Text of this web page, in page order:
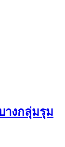
างกลุ่มรุม